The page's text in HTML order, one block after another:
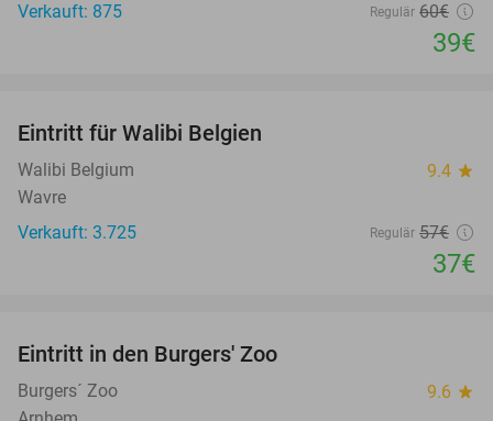
Verkauft: 875
Regulär 60€
39€
Eintritt für Walibi Belgien
Walibi Belgium 9.4 star
Wavre
Verkauft: 3.725
Regulär 57€
37€
Eintritt in den Burgers' Zoo
Burgers´ Zoo 9.6 star